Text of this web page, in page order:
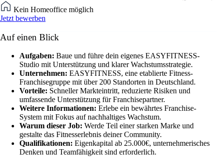
Kein Homeoffice möglich
Jetzt bewerben
Auf einen Blick
Aufgaben: Baue und führe dein eigenes EASYFITNESS-
Studio mit Unterstützung und klarer Wachstumsstrategie.
Unternehmen: EASYFITNESS, eine etablierte Fitness-
Franchisegruppe mit über 200 Standorten in Deutschland.
Vorteile: Schneller Markteintritt, reduzierte Risiken und
umfassende Unterstützung für Franchisepartner.
Weitere Informationen: Erlebe ein bewährtes Franchise-
System mit Fokus auf nachhaltiges Wachstum.
Warum dieser Job: Werde Teil einer starken Marke und
gestalte das Fitnesserlebnis deiner Community.
Qualifikationen: Eigenkapital ab 25.000€, unternehmerisches
Denken und Teamfähigkeit sind erforderlich.